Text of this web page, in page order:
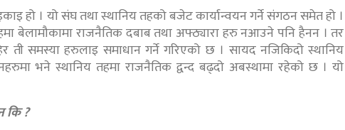
हो । यो संघ तथा स्थानिय तहको बजेट कार्यान्वयन गर्ने संगठन समेत हो ।
बेलामौकामा राजनैतिक दबाब तथा अफ्ठ्यारा हरु नआउने पनि हैनन । तर
ती समस्या हरुलाइ समाधान गर्ने गरिएको छ । सायद नजिकिदो स्थानिय
भने स्थानिय तहमा राजनैतिक द्वन्द बढ्दो अबस्थामा रहेको छ । यो
कि ?